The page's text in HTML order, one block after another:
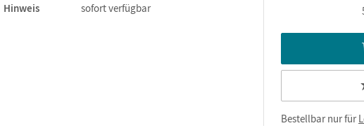
Hinweis
sofort verfügbar
Bestellbar nur für